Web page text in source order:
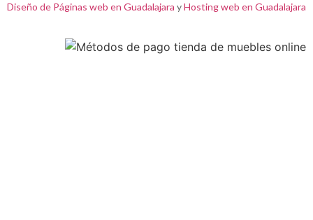
Diseño de Páginas web en Guadalajara yHosting web en Guadalajara